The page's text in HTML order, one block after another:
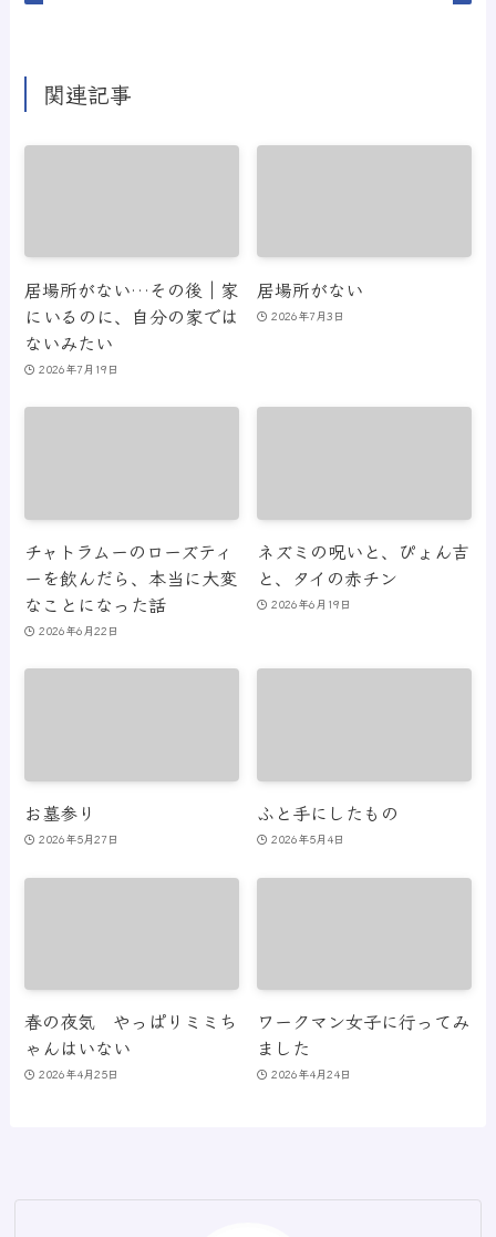
関連記事
居場所がない…その後｜家
にいるのに、自分の家では
ないみたい
2026年7月19日
居場所がない
2026年7月3日
チャトラムーのローズティ
ーを飲んだら、本当に大変
なことになった話
2026年6月22日
ネズミの呪いと、ぴょん吉
と、タイの赤チン
2026年6月19日
お墓参り
2026年5月27日
ふと手にしたもの
2026年5月4日
春の夜気 やっぱりミミち
ゃんはいない
2026年4月25日
ワークマン女子に行ってみ
ました
2026年4月24日